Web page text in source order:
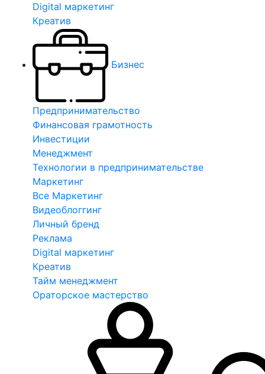
Digital маркетинг
Креатив
Бизнес
Предпринимательство
Финансовая грамотность
Инвестиции
Менеджмент
Технологии в предпринимательстве
Маркетинг
Все Маркетинг
Видеоблоггинг
Личный бренд
Реклама
Digital маркетинг
Креатив
Тайм менеджмент
Ораторское мастерство